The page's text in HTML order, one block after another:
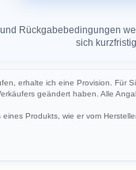
Rückgabebedingungen
sich
erhalte ich eine Provision.
geändert haben. Alle
Produkts, wie er vom